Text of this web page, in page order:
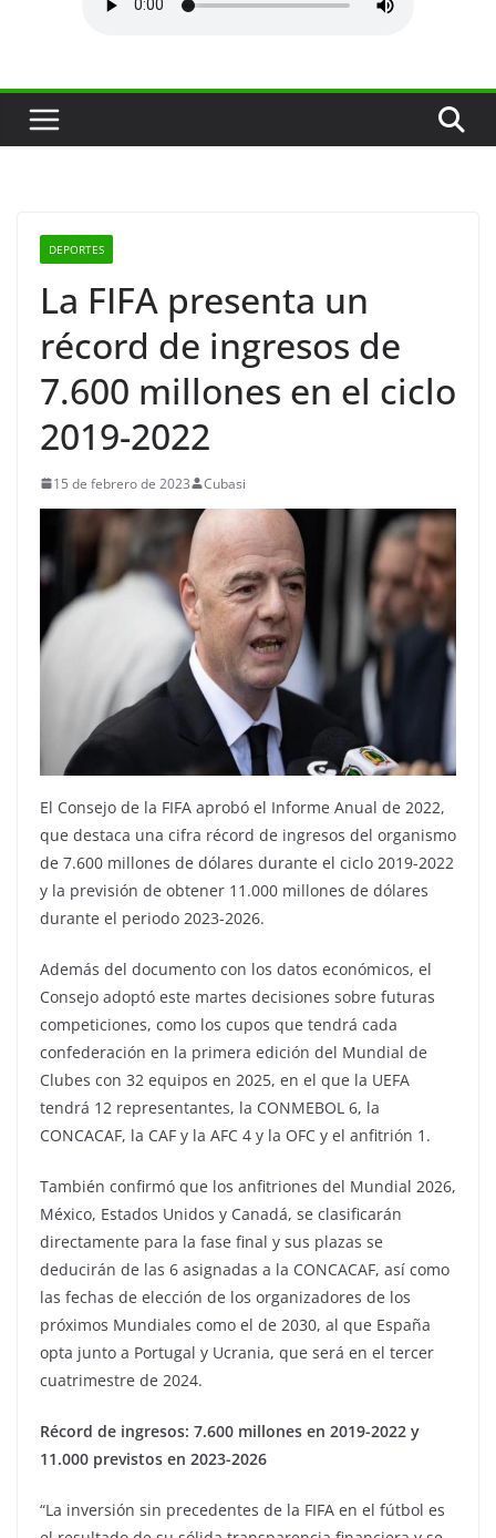
DEPORTES
La FIFA presenta un
récord de ingresos de
7.600 millones en el ciclo
2019-2022
15 de febrero de 2023 Cubasi
El Consejo de la FIFA aprobó el Informe Anual de 2022,
que destaca una cifra récord de ingresos del organismo
de 7.600 millones de dólares durante el ciclo 2019-2022
y la previsión de obtener 11.000 millones de dólares
durante el periodo 2023-2026.
Además del documento con los datos económicos, el
Consejo adoptó este martes decisiones sobre futuras
competiciones, como los cupos que tendrá cada
confederación en la primera edición del Mundial de
Clubes con 32 equipos en 2025, en el que la UEFA
tendrá 12 representantes, la CONMEBOL 6, la
CONCACAF, la CAF y la AFC 4 y la OFC y el anfitrión 1.
También confirmó que los anfitriones del Mundial 2026,
México, Estados Unidos y Canadá, se clasificarán
directamente para la fase final y sus plazas se
deducirán de las 6 asignadas a la CONCACAF, así como
las fechas de elección de los organizadores de los
próximos Mundiales como el de 2030, al que España
opta junto a Portugal y Ucrania, que será en el tercer
cuatrimestre de 2024.
Récord de ingresos: 7.600 millones en 2019-2022 y
11.000 previstos en 2023-2026
“La inversión sin precedentes de la FIFA en el fútbol es